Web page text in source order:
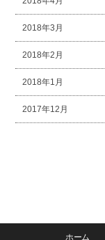
2018年3月
2018年2月
2018年1月
2017年12月
ホーム